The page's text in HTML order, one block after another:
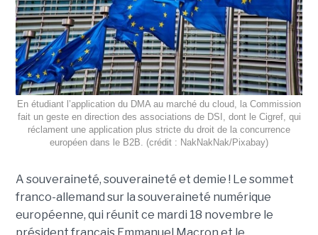
En étudiant l’application du DMA au marché du cloud, la Commission
fait un geste en direction des associations de DSI, dont le Cigref, qui
réclament une application plus stricte du droit de la concurrence
européen dans le B2B. (crédit : NakNakNak/Pixabay)
A souveraineté, souveraineté et demie ! Le sommet
franco-allemand sur la souveraineté numérique
européenne, qui réunit ce mardi 18 novembre le